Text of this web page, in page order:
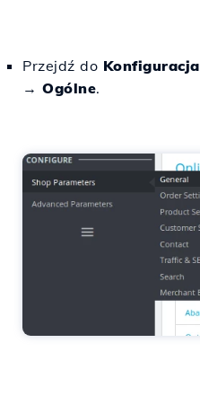
Przejdź do Konfiguracja
→ Ogólne.